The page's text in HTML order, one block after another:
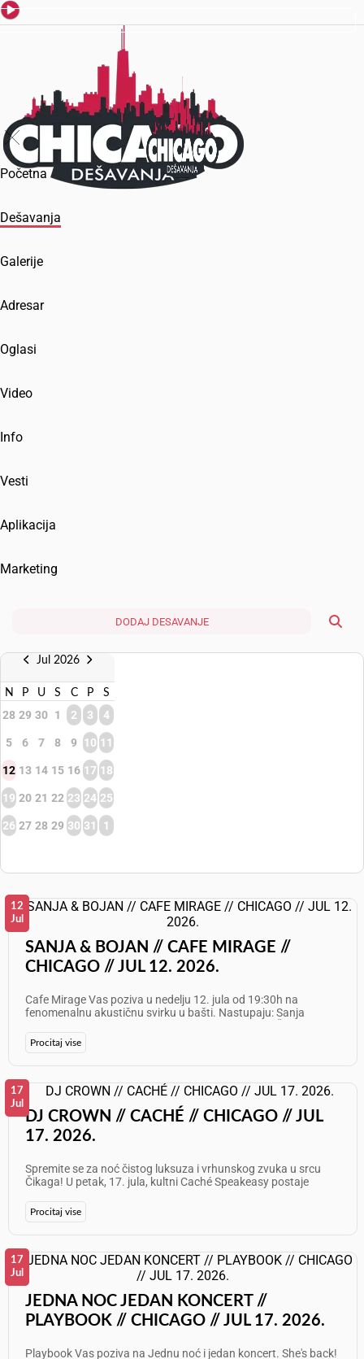
Početna
Dešavanja
Galerije
Adresar
Oglasi
Video
Info
Vesti
Aplikacija
Marketing
DODAJ DESAVANJE
Jul 2026
N P U S C P S
28 29 30 1 2 3 4
5 6 7 8 9 10 11
12 13 14 15 16 17 18
19 20 21 22 23 24 25
26 27 28 29 30 31 1
SANJA & BOJAN // CAFE MIRAGE //
CHICAGO // JUL 12. 2026.
Cafe Mirage Vas poziva u nedelju 12. jula od 19:30h na
fenomenalnu akustičnu svirku u bašti. Nastupaju: Sanja
odličan provod!
Procitaj vise
12
Jul
DJ CROWN // CACHÉ // CHICAGO // JUL
17. 2026.
Spremite se za noć čistog luksuza i vrhunskog zvuka u srcu
Čikaga! U petak, 17. jula, kultni Caché Speakeasy postaje
CROWN. Uživajte u sofisticiranom ambijentu, vrhunskim
koktelima i ritmovima koji ne dozvoljavaju stajanje. Ovo nije
samo izlazak, već doživljaj koji se pamti! Datum: Petak, 17. jul
2026. Vreme: 10 PM – 2 AM Izvođač: DJ CROWN (Live Set)
Atmosfera: Speakeasy Chic &amp; High Energy Beats Dođite
da osetite energiju skrivene dragulj-lokacije u Čikagu gde se
elegancija susreće sa modernim klupskim zvukom. Lokacija:
Caché Speakeasy Adresa: 1446 N Wells St, Chicago, IL 60610
Telefon: 312 374 8588 Rezervišite svoje mesto na vreme i
budite deo najtraženije subote u gradu!
Procitaj vise
17
Jul
JEDNA NOC JEDAN KONCERT //
PLAYBOOK // CHICAGO // JUL 17. 2026.
Playbook Vas poziva na Jednu noć i jedan koncert. She's back!
17
Jul